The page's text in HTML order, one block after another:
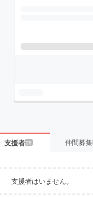
支援者26 仲間募集
支援者はいません。